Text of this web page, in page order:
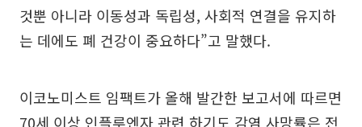
것뿐 아니라 이동성과 독립성, 사회적 연결을 유지하
는 데에도 폐 건강이 중요하다”고 말했다.
이코노미스트 임팩트가 올해 발간한 보고서에 따르면
70세 이상 인플루엔자 관련 하기도 감염 사망률은 전